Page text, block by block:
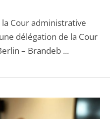
Cour administrative
délégation de la Cour
– Brandeb ...